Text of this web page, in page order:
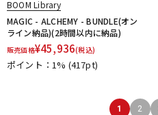
BOOM Library
MAGIC - ALCHEMY - BUNDLE(オン
ライン納品)(2時間以内に納品)
販売価格¥45,936(税込)
ポイント：1% (417pt)
1 2